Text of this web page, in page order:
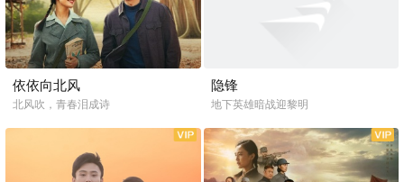
依依向北风
北风吹，青春泪成诗
隐锋
地下英雄暗战迎黎明
全16集 全24集